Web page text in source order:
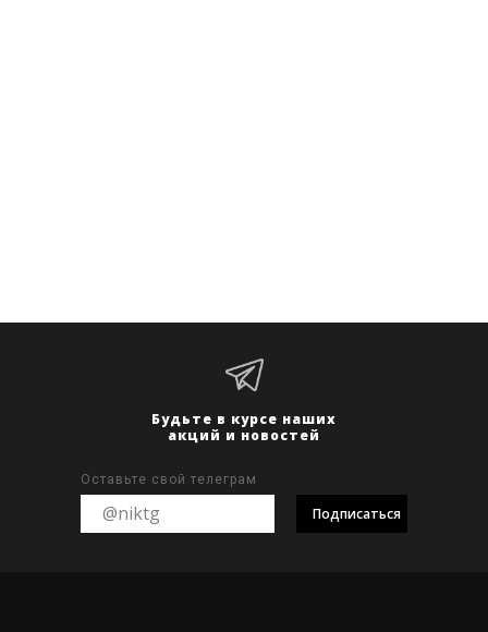
Будьте в курсе наших
акций и новостей
Подписаться
Оставьте свой телеграм